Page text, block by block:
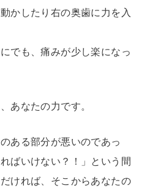
かしたり右の奥歯に力を入
でも、痛みが少し楽になっ
あなたの力です。
ある部分が悪いのであっ
ばいけない？！」という間
ければ、そこからあなたの